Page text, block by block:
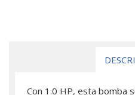
Con 1.0 HP, esta bomba